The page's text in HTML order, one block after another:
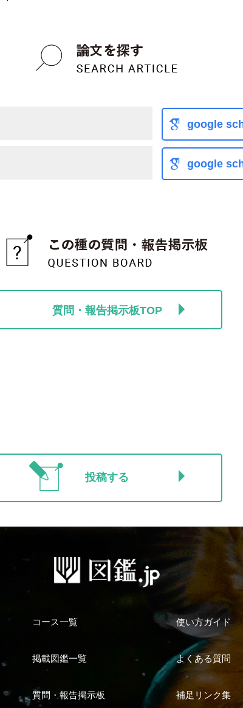
google
google
質問・報告掲示板TOP
投稿する
コース一覧 使い方ガイド
掲載図鑑一覧 よくある質問
質問・報告掲示板 補足リンク集